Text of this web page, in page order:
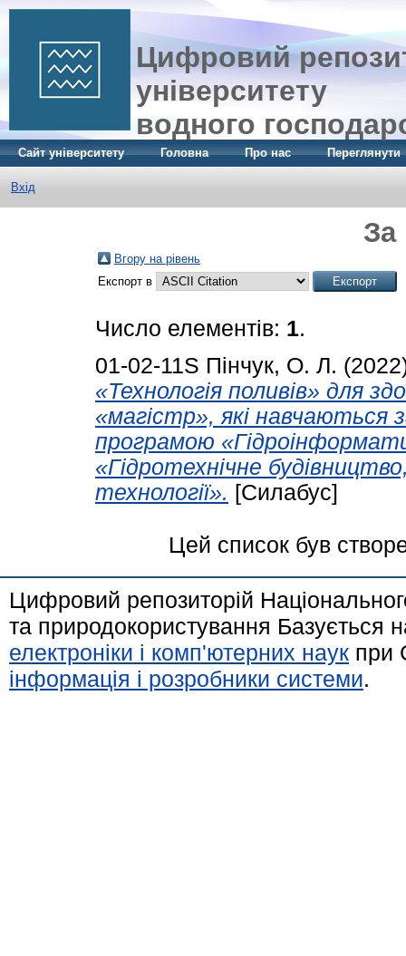
Цифровий
університету
водного
Сайт університету Головна Про нас Переглянути
Вхід
Вгору на рівень
Експорт в
Число елементів: 1.
01-02-11S Пінчук, О. Л.
«Технологія поливів» для
«магістр», які навчаються
програмою
«Гідротехнічне
технології». [Силабус]
Цей список був
Цифровий репозиторій
та природокористування Базується
електроніки і комп'ютерних наук при
інформація і розробники системи.